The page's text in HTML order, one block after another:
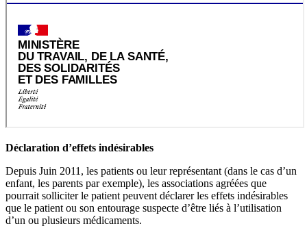
Déclaration d’effets indésirables
Depuis Juin 2011, les patients ou leur représentant (dans le cas d’un
enfant, les parents par exemple), les associations agréées que
pourrait solliciter le patient peuvent déclarer les effets indésirables
que le patient ou son entourage suspecte d’être liés à l’utilisation
d’un ou plusieurs médicaments.